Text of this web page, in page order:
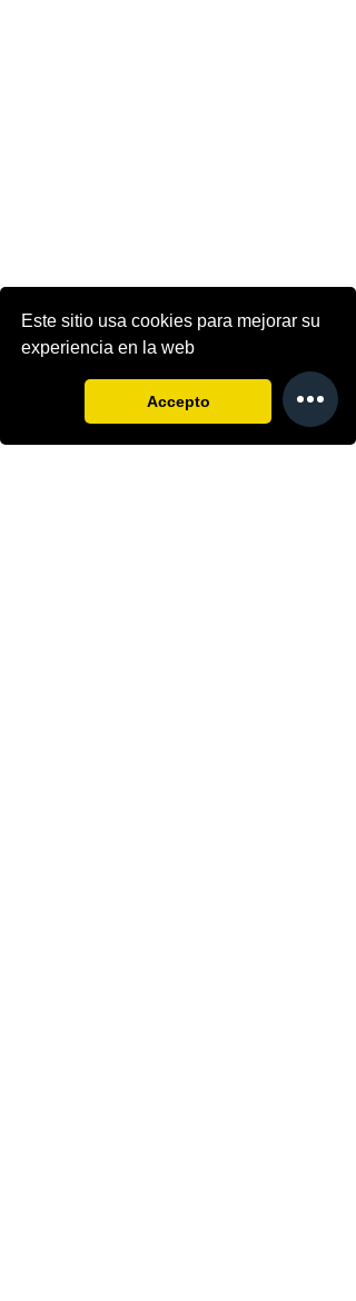
Este sitio usa cookies para mejorar su
experiencia en la web
Accepto